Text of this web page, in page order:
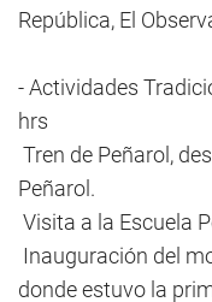
República, El
- Actividades
hrs
Tren de Peñarol,
Peñarol.
Visita a la Escuela
Inauguración del
donde estuvo la